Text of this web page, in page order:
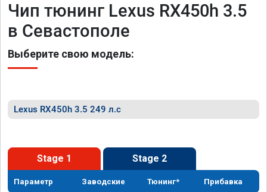
Чип тюнинг Lexus RX450h 3.5
в Севастополе
Выберите свою модель:
Lexus RX450h 3.5 249 л.с
Stage 1 Stage 2
Параметр Заводские Тюнинг* Прибавка